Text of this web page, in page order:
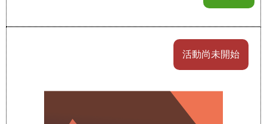
活動尚未開始